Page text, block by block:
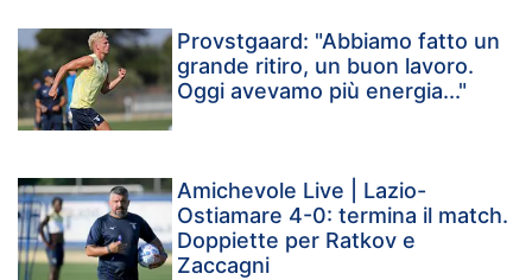
Provstgaard: "Abbiamo fatto un
grande ritiro, un buon lavoro.
Oggi avevamo più energia..."
Amichevole Live | Lazio-
Ostiamare 4-0: termina il match.
Doppiette per Ratkov e
Zaccagni